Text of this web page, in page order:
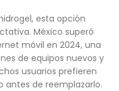
esta opción
México superó
móvil en 2024, una
de equipos nuevos y
usuarios prefieren
antes de reemplazarlo.